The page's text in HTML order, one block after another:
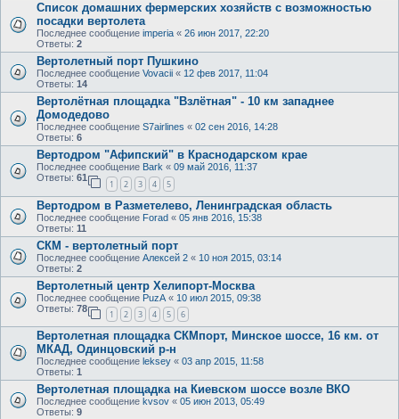
Список домашних фермерских хозяйств с возможностью
посадки вертолета
Последнее сообщение imperia « 26 июн 2017, 22:20
Ответы: 2
Вертолетный порт Пушкино
Последнее сообщение Vovacii « 12 фев 2017, 11:04
Ответы: 14
Вертолётная площадка "Взлётная" - 10 км западнее
Домодедово
Последнее сообщение S7airlines « 02 сен 2016, 14:28
Ответы: 6
Вертодром "Афипский" в Краснодарском крае
Последнее сообщение Bark « 09 май 2016, 11:37
Ответы: 61
1 2 3 4 5
Вертодром в Разметелево, Ленинградская область
Последнее сообщение Forad « 05 янв 2016, 15:38
Ответы: 11
СКМ - вертолетный порт
Последнее сообщение Алексей 2 « 10 ноя 2015, 03:14
Ответы: 2
Вертолетный центр Хелипорт-Москва
Последнее сообщение PuzA « 10 июл 2015, 09:38
Ответы: 78
1 2 3 4 5 6
Вертолетная площадка СКМпорт, Минское шоссе, 16 км. от
МКАД, Одинцовский р-н
Последнее сообщение leksey « 03 апр 2015, 11:58
Ответы: 1
Вертолетная площадка на Киевском шоссе возле ВКО
Последнее сообщение kvsov « 05 июн 2013, 05:49
Ответы: 9